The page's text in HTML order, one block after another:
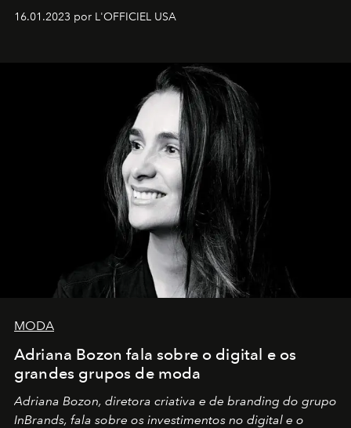
16.01.2023 por L'OFFICIEL USA
MODA
Adriana Bozon fala sobre o digital e os
grandes grupos de moda
Adriana Bozon, diretora criativa e de branding do grupo
InBrands, fala sobre os investimentos no digital e o